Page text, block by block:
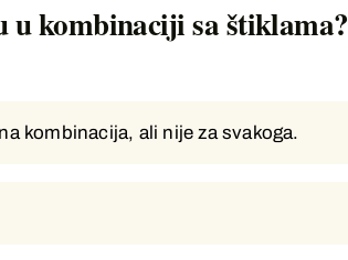
kombinaciji sa štiklama?
kombinacija, ali nije za svakoga.
kombinacija, ali nije za svakoga.